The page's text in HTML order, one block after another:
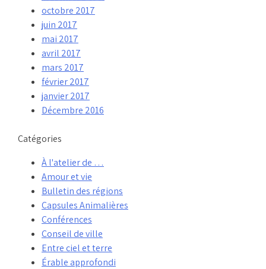
octobre 2017
juin 2017
mai 2017
avril 2017
mars 2017
février 2017
janvier 2017
Décembre 2016
Catégories
À l'atelier de …
Amour et vie
Bulletin des régions
Capsules Animalières
Conférences
Conseil de ville
Entre ciel et terre
Érable approfondi